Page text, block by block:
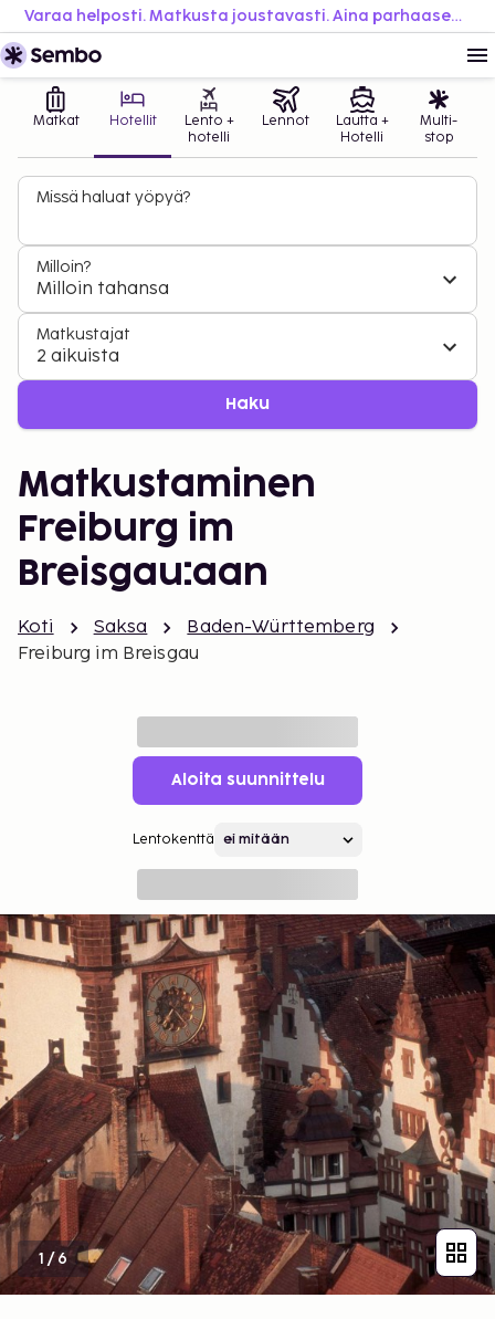
Varaa helposti. Matkusta joustavasti. Aina parhaaseen hintaan.
Matkat Hotellit
Lento +
hotelli
Lennot
Lautta +
Hotelli
Multi-
stop
Missä haluat yöpyä?
Milloin?
Milloin tahansa
Matkustajat
2 aikuista
Haku
Matkustaminen
Freiburg im
Breisgau:aan
Koti Saksa
Baden-Württemberg
Freiburg im Breisgau
Aloita suunnittelu
Lentokenttä
1 /6